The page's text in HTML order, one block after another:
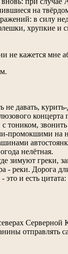
на
в силу
хрупкие и
не кажется мне
давать,
тоником, звонить
промокшими на
нелётная.
зимуют греки,
- реки. Дорога
это и есть
отправлять